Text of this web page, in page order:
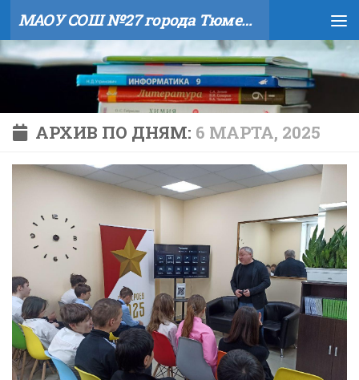
Skip to content МАОУ СОШ №27 города Тюмени
АРХИВ ПО ДНЯМ: 6 МАРТА, 2025